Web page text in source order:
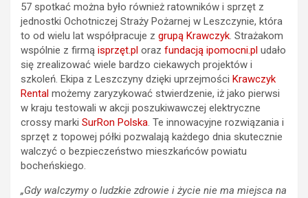
57 spotkać można było również ratowników i sprzęt z
jednostki Ochotniczej Straży Pożarnej w Leszczynie, która
to od wielu lat współpracuje z grupą Krawczyk. Strażakom
wspólnie z firmą isprzęt.pl oraz fundacją ipomocni.pl udało
się zrealizować wiele bardzo ciekawych projektów i
szkoleń. Ekipa z Leszczyny dzięki uprzejmości Krawczyk
Rental możemy zaryzykować stwierdzenie, iż jako pierwsi
w kraju testowali w akcji poszukiwawczej elektryczne
crossy marki SurRon Polska. Te innowacyjne rozwiązania i
sprzęt z topowej półki pozwalają każdego dnia skutecznie
walczyć o bezpieczeństwo mieszkańców powiatu
bocheńskiego.
„Gdy walczymy o ludzkie zdrowie i życie nie ma miejsca na